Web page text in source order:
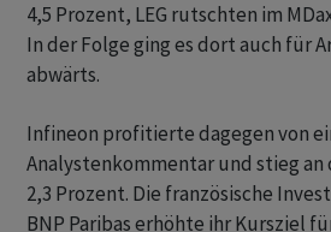
4,5 Prozent, LEG rutschten im
In der Folge ging es dort auch für
abwärts.
Infineon profitierte dagegen von
Analystenkommentar und stieg an
2,3 Prozent. Die französische
BNP Paribas erhöhte ihr Kursziel